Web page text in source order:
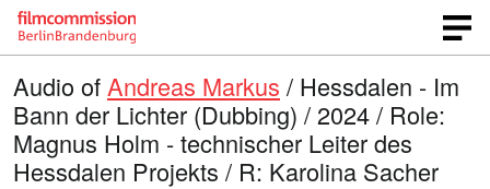
Audio of Andreas Markus / Hessdalen - Im
Bann der Lichter (Dubbing) / 2024 / Role:
Magnus Holm - technischer Leiter des
Hessdalen Projekts / R: Karolina Sacher